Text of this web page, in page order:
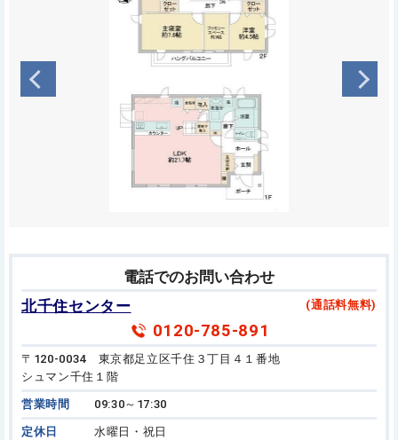
電話でのお問い合わせ
北千住センター
(通話料無料)
0120-785-891
〒120-0034 東京都足立区千住３丁目４１番地
シュマン千住１階
営業時間 09:30～17:30
定休日 水曜日・祝日